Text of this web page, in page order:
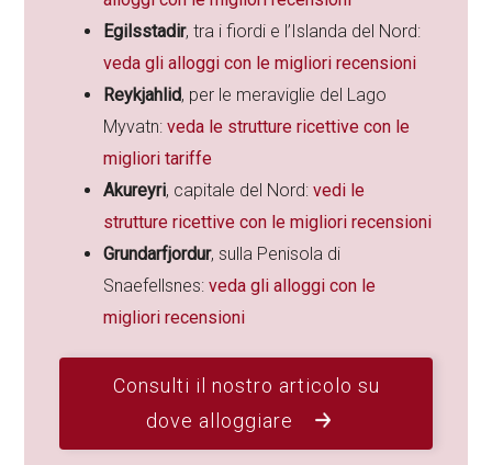
Egilsstadir, tra i fiordi e l’Islanda del Nord:
veda gli alloggi con le migliori recensioni
Reykjahlid, per le meraviglie del Lago
Myvatn:veda le strutture ricettive con le
migliori tariffe
Akureyri, capitale del Nord:vedi le
strutture ricettive con le migliori recensioni
Grundarfjordur, sulla Penisola di
Snaefellsnes:veda gli alloggi con le
migliori recensioni
Consulti il nostro articolo su
dove alloggiare